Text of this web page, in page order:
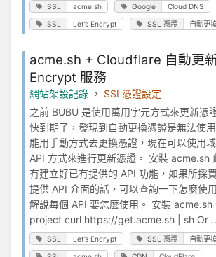
SSL acme.sh Google Cloud DNS
SSL Let’s Encrypt SSL 憑證 自動更
acme.sh + Cloudflare 自動更
Encrypt 服務
網站架設記錄
SSL憑證設定
之前 BUBU 是使用萬用字元方式來更新憑
快到期了，發現到自動更換憑證是無法使
能用手動方式去更換憑證，現在可以使用
API 方式來進行更新憑證。 安裝 acme.sh
有建立好已有提供的 API 功能，如果所採
提供 API 介面的話，可以查詢一下怎麼使
解說每個 API 要怎麼使用。 安裝
project curl https://get.acme.sh | sh Or
SSL Let’s Encrypt SSL 憑證 自動更